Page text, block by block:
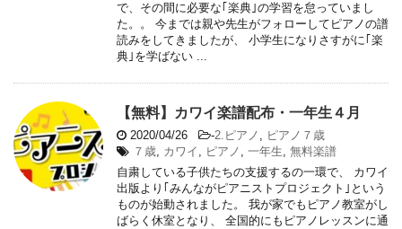
で、その間に必要な｢楽典｣の学習を怠っていまし
た。。 今までは親や先生がフォローしてピアノの譜
読みをしてきましたが、 小学生になりさすがに｢楽
典｣を学ばない ...
【無料】カワイ楽譜配布・一年生４月
2020/04/26 -2.ピアノ , ピアノ７歳
７歳, カワイ , ピアノ , 一年生, 無料楽譜
自粛している子供たちの支援するの一環で、 カワイ
出版より｢みんながピアニストプロジェクト｣という
ものが始動されました。 我が家でもピアノ教室がし
ばらく休室となり、 全国的にもピアノレッスンに通